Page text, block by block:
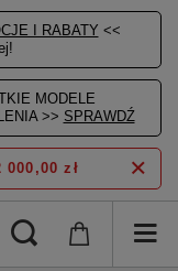
I RABATY <<
MODELE
>> SPRAWDŹ
000,00 zł